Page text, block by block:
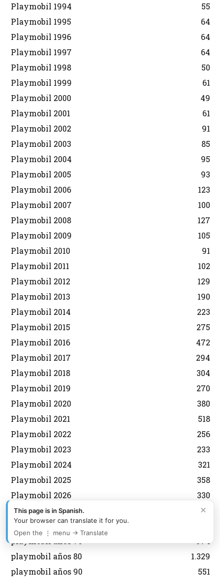
Playmobil 1994
55
Playmobil 1995
64
Playmobil 1996
64
Playmobil 1997
64
Playmobil 1998
50
Playmobil 1999
61
Playmobil 2000
49
Playmobil 2001
61
Playmobil 2002
91
Playmobil 2003
85
Playmobil 2004
95
Playmobil 2005
93
Playmobil 2006
123
Playmobil 2007
100
Playmobil 2008
127
Playmobil 2009
105
Playmobil 2010
91
Playmobil 2011
102
Playmobil 2012
129
Playmobil 2013
190
Playmobil 2014
223
Playmobil 2015
275
Playmobil 2016
472
Playmobil 2017
294
Playmobil 2018
304
Playmobil 2019
270
Playmobil 2020
380
Playmobil 2021
518
Playmobil 2022
256
Playmobil 2023
233
Playmobil 2024
321
Playmobil 2025
358
Playmobil 2026
330
playmobil animales
200
Playmobil años 2000
playmobil años 70
574
playmobil años 80
1.329
playmobil años 90
551
×
This page is in Spanish.
Your browser can translate it for you.
Open the ⋮ menu → Translate